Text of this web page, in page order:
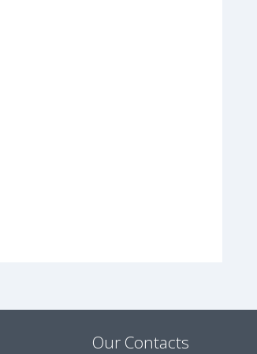
Our Contacts